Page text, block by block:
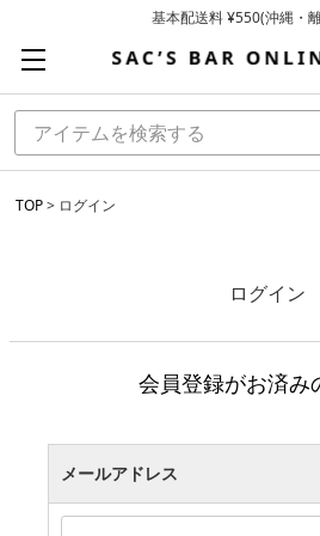
基本配送料 ¥550(沖縄・
お買い上げ合計¥3,980以
TOP ログイン
ログイン
会員登録がお済み
メールアドレス